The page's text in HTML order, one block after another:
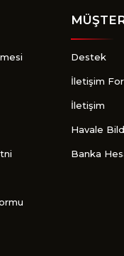
Destek
İletişim
İletişim
Havale
Banka